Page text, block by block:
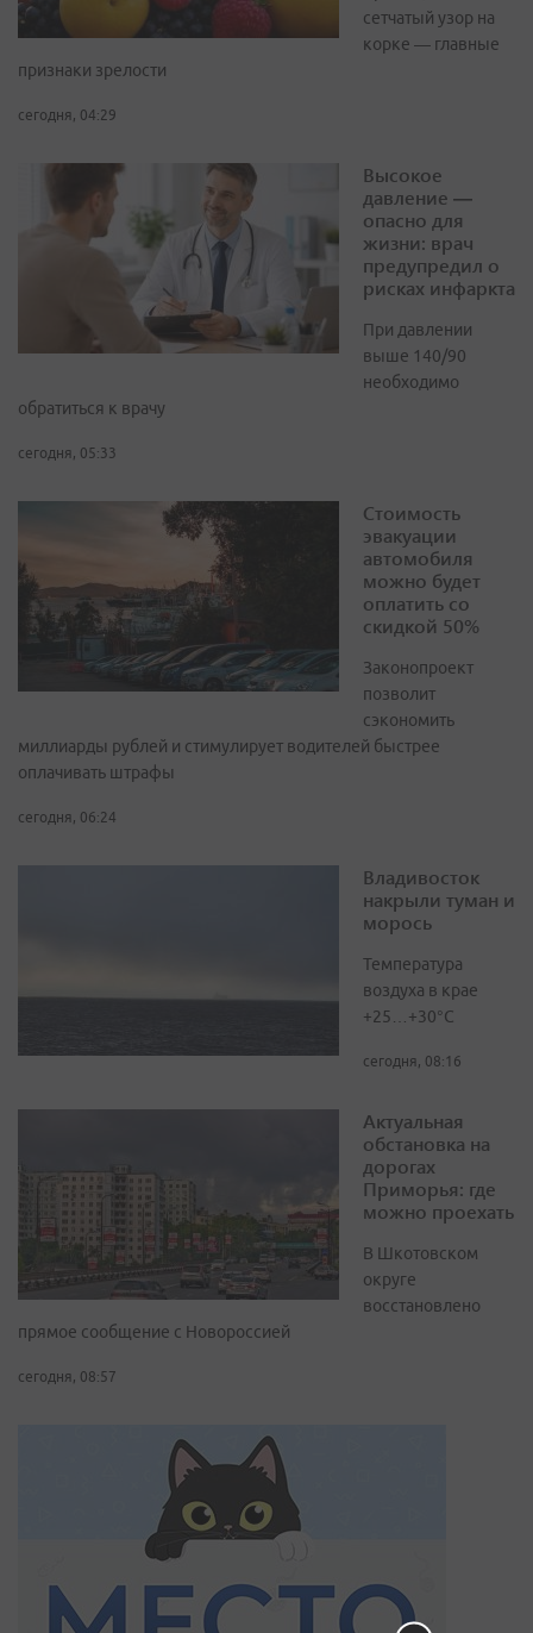
сетчатый узор на
корке — главные
признаки зрелости
сегодня, 04:29
Высокое
давление —
опасно для
жизни: врач
предупредил о
рисках инфаркта
При давлении
выше 140/90
необходимо
обратиться к врачу
сегодня, 05:33
Стоимость
эвакуации
автомобиля
можно будет
оплатить со
скидкой 50%
Законопроект
позволит
сэкономить
миллиарды рублей и стимулирует водителей быстрее
оплачивать штрафы
сегодня, 06:24
Владивосток
накрыли туман и
морось
Температура
воздуха в крае
+25…+30°C
сегодня, 08:16
Актуальная
обстановка на
дорогах
Приморья: где
можно проехать
В Шкотовском
округе
восстановлено
прямое сообщение с Новороссией
сегодня, 08:57